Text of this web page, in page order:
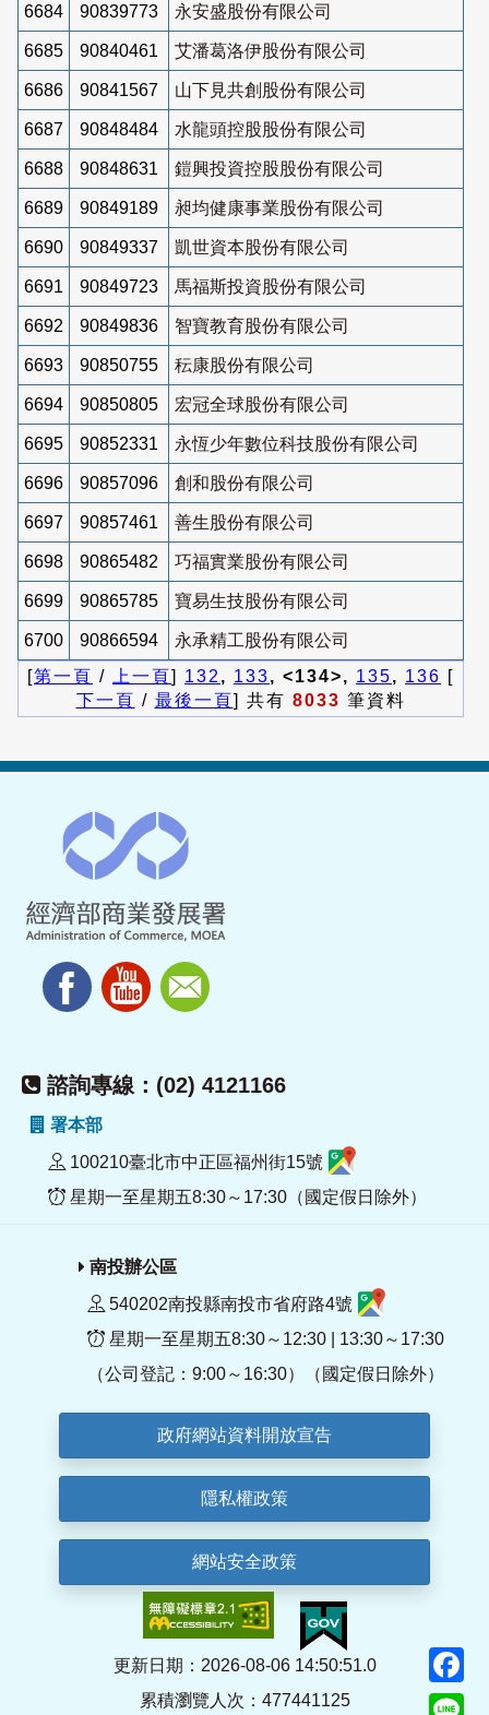
6684 90839773 永安盛股份有限公司
6685 90840461 艾潘葛洛伊股份有限公司
6686 90841567 山下見共創股份有限公司
6687 90848484 水龍頭控股股份有限公司
6688 90848631 鎧興投資控股股份有限公司
6689 90849189 昶均健康事業股份有限公司
6690 90849337 凱世資本股份有限公司
6691 90849723 馬福斯投資股份有限公司
6692 90849836 智寶教育股份有限公司
6693 90850755 秐康股份有限公司
6694 90850805 宏冠全球股份有限公司
6695 90852331 永恆少年數位科技股份有限公司
6696 90857096 創和股份有限公司
6697 90857461 善生股份有限公司
6698 90865482 巧福實業股份有限公司
6699 90865785 寶易生技股份有限公司
6700 90866594
永承精工股份有限公司
[第一頁 / 上一頁] 132 , 133, <134>, 135, 136 [
下一頁 / 最後一頁] 共有 8033 筆資料
諮詢專線：(02) 4121166
署本部
100210臺北市中正區福州街15號
星期一至星期五8:30～17:30（國定假日除外）
南投辦公區
540202南投縣南投市省府路4號
星期一至星期五8:30～12:30 | 13:30～17:30
（公司登記：9:00～16:30）（國定假日除外）
政府網站資料開放宣告
隱私權政策
網站安全政策
更新日期：2026-08-06 14:50:51.0
累積瀏覽人次：477441125